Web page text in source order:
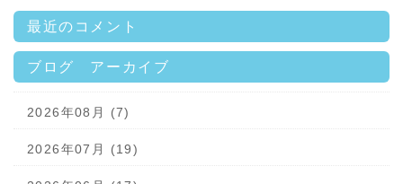
最近のコメント
ブログ アーカイブ
2026年08月 (7)
2026年07月 (19)